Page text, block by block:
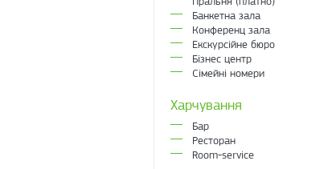
Банкетна зала
Конференц зала
Екскурсійне бюро
Бізнес центр
Сімейні номери
Харчування
Бар
Ресторан
Room-service